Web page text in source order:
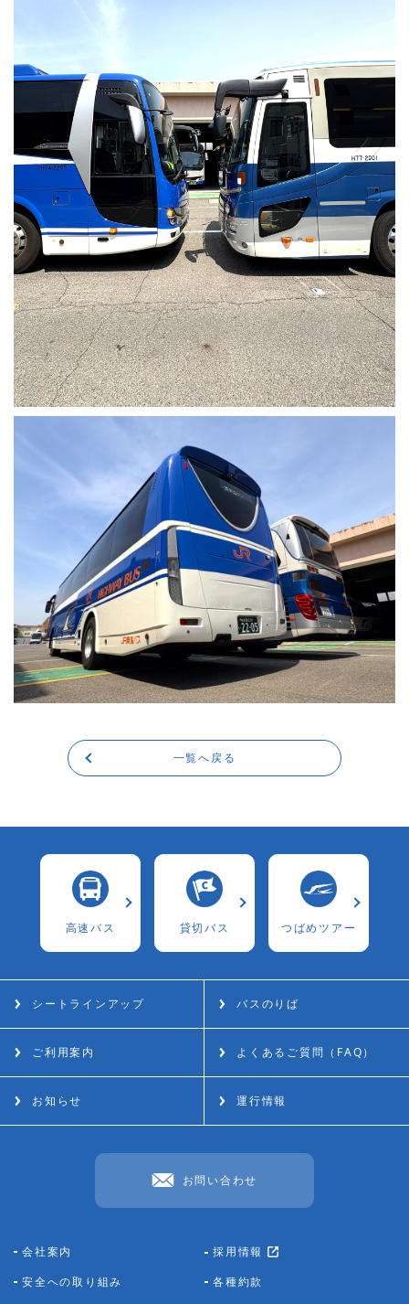
一覧へ戻る
⾼速バス 貸切バス つばめツアー
シートラインアップ バスのりば
ご利用案内 よくあるご質問（FAQ）
お知らせ 運行情報
お問い合わせ
会社案内
採用情報
安全への取り組み
各種約款